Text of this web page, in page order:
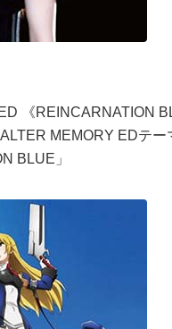
《REINCARNATION
MEMORY EDテー
BLUE」